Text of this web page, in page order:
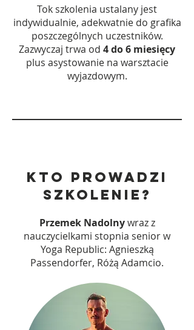
Tok szkolenia ustalany jest
indywidualnie, adekwatnie do grafika
poszczególnych uczestników.
Zazwyczaj trwa od 4 do 6 miesięcy
plus asystowanie na warsztacie
wyjazdowym.
Kto prowadzi
szkolenie?
Przemek Nadolnywraz z
nauczycielkami stopnia senior w
Yoga Republic: Agnieszką
Passendorfer, Różą Adamcio.